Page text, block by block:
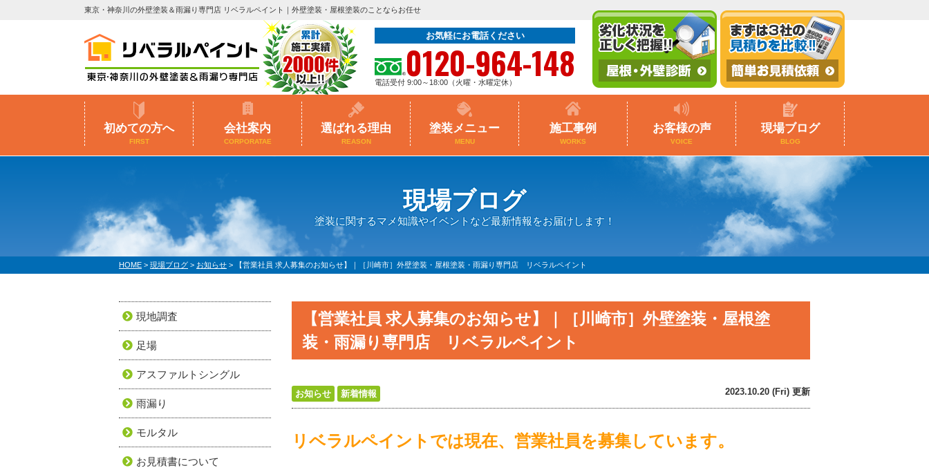
東京・神奈川の外壁塗装＆雨漏り専門店 リベラルペイント｜外壁塗装・屋根塗装のことならお任せ
お気軽にお電話ください
0120-964-148
電話受付 9:00～18:00（火曜・水曜定休）
初めての方へ
FIRST
会社案内
CORPORATAE
選ばれる理由
REASON
塗装メニュー
MENU
施工事例
WORKS
お客様の声
VOICE
現場ブログ
BLOG
現場ブログ
塗装に関するマメ知識やイベントなど最新情報をお届けします！
HOME > 現場ブログ > お知らせ > 【営業社員 求人募集のお知らせ】｜［川崎市］外壁塗装・屋根塗装・雨漏り専門店 リベラルペイント
【営業社員 求人募集のお知らせ】｜［川崎市］外壁塗装・屋根塗
装・雨漏り専門店 リベラルペイント
お知らせ 新着情報 2023.10.20 (Fri) 更新
リベラルペイントでは現在、営業社員を募集しています。
現地調査
足場
アスファルトシングル
雨漏り
モルタル
お見積書について